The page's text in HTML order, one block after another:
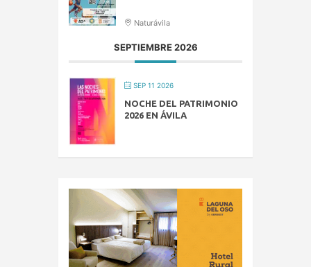
Naturávila
SEPTIEMBRE 2026
SEP 11 2026
NOCHE DEL PATRIMONIO
2026 EN ÁVILA